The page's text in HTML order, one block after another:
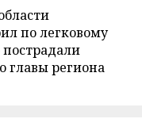
по легковому
пострадали
главы региона